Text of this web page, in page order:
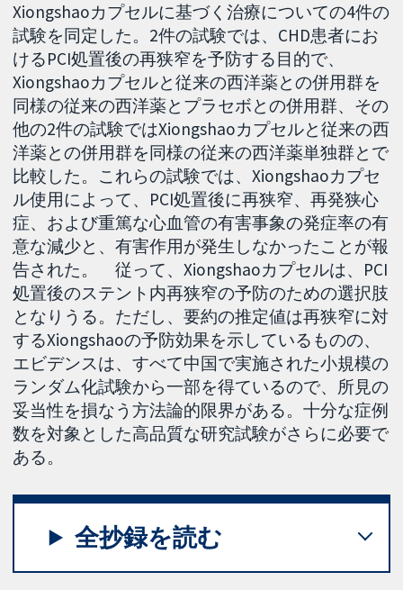
Xiongshaoカプセルに基づく治療についての4件の
試験を同定した。2件の試験では、CHD患者にお
けるPCI処置後の再狭窄を予防する目的で、
Xiongshaoカプセルと従来の西洋薬との併用群を
同様の従来の西洋薬とプラセボとの併用群、その
他の2件の試験ではXiongshaoカプセルと従来の西
洋薬との併用群を同様の従来の西洋薬単独群とで
比較した。これらの試験では、Xiongshaoカプセ
ル使用によって、PCI処置後に再狭窄、再発狭心
症、および重篤な心血管の有害事象の発症率の有
意な減少と、有害作用が発生しなかったことが報
告された。 従って、Xiongshaoカプセルは、PCI
処置後のステント内再狭窄の予防のための選択肢
となりうる。ただし、要約の推定値は再狭窄に対
するXiongshaoの予防効果を示しているものの、
エビデンスは、すべて中国で実施された小規模の
ランダム化試験から一部を得ているので、所見の
妥当性を損なう方法論的限界がある。十分な症例
数を対象とした高品質な研究試験がさらに必要で
ある。
全抄録を読む